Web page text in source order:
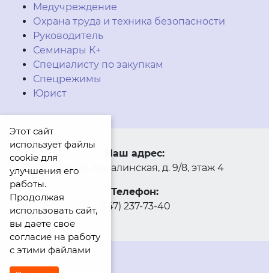
Медучреждение
Охрана труда и техника безопасности
Руководитель
Семинары К+
Специалисту по закупкам
Спецрежимы
Юрист
Наш адрес:
г. Уфа, ул. Бакалинская, д. 9/8, этаж 4
Телефон:
(347) 237-73-40
Этот сайт
использует файлы
cookie для
улучшения его
работы.
Продолжая
использовать сайт,
вы даете свое
согласие на работу
с этими файлами